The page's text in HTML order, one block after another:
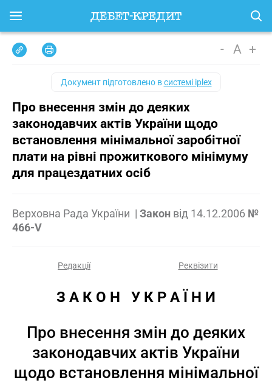
- A +
Документ підготовлено всистемі iplex
Про внесення змін до деяких
законодавчих актів України щодо
встановлення мінімальної заробітної
плати на рівні прожиткового мінімуму
для працездатних осіб
Верховна Рада України | Закон від 14.12.2006 №
466-V
Редакції Реквізити
З А К О Н   У К Р А Ї Н И
Про внесення змін до деяких
законодавчих актів України
щодо встановлення мінімальної